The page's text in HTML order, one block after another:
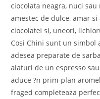
ciocolata neagra, nuci
amestec de dulce, amar
ciocolatei si, uneori,
Cosi Chini sunt un
adesea preparate de
alaturi de un espresso
aduce ?n prim-plan
fraged completeaza